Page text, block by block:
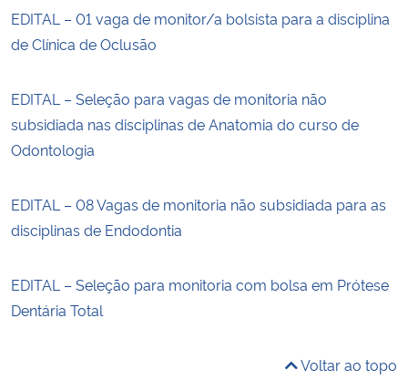
EDITAL – 01 vaga de monitor/a bolsista para a disciplina
de Clínica de Oclusão
EDITAL – Seleção para vagas de monitoria não
subsidiada nas disciplinas de Anatomia do curso de
Odontologia
EDITAL – 08 Vagas de monitoria não subsidiada para as
disciplinas de Endodontia
EDITAL – Seleção para monitoria com bolsa em Prótese
Dentária Total
Voltar ao topo